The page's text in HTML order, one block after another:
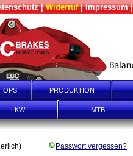
|Widerruf|Impressum
PRODUKTION
LKW MTB
Passwort vergessen?